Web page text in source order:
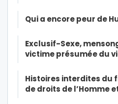
Qui a encore peur de
Exclusif-Sexe,
victime présumée du
Histoires interdites du
de droits de l’Homme